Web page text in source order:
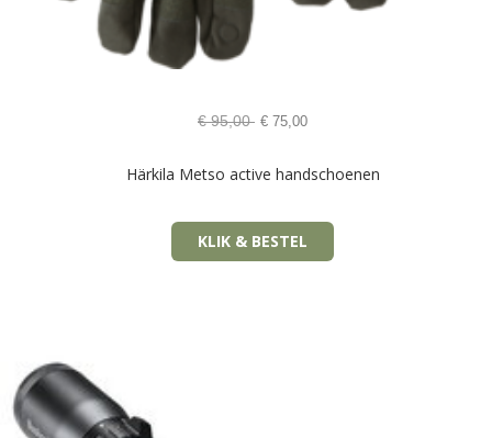
€95,00 € 75,00
Härkila Metso active handschoenen
KLIK & BESTEL